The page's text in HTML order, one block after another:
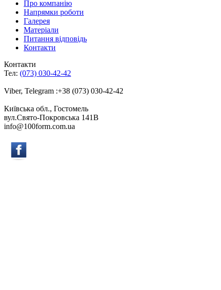
Про компанію
Напрямки роботи
Галерея
Матеріали
Питання відповідь
Контакти
Контакти
Тел: (073) 030-42-42
Viber, Telegram :+38 (073) 030-42-42
Київська обл., Гостомель
вул.Свято-Покровська 141B
info@100form.com.ua